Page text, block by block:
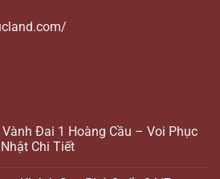
Đai 1 Hoàng Cầu – Voi Phục
Chi Tiết